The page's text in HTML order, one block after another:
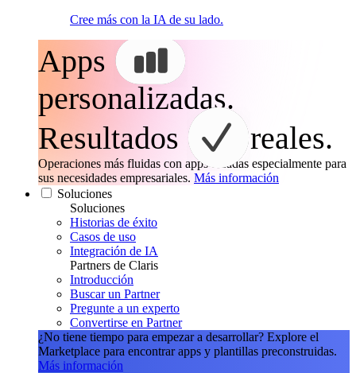
Cree más con la IA de su lado.
Apps
personalizadas.
Resultados
reales.
Operaciones más fluidas con apps creadas especialmente para
sus necesidades empresariales. Más información
Soluciones
Soluciones
Historias de éxito
Casos de uso
Integración de IA
Partners de Claris
Introducción
Buscar un Partner
Pregunte a un experto
Convertirse en Partner
¿No tiene tiempo para empezar a desarrollar? Explore el
Marketplace para encontrar apps y plantillas preconstruidas.
Más información